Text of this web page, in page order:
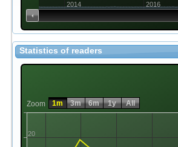
2014 2016
Statistics of readers
Zoom
20
1m 3m 6m 1y All